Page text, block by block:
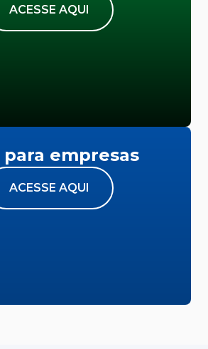
ACESSE AQUI
para empresas
ACESSE AQUI